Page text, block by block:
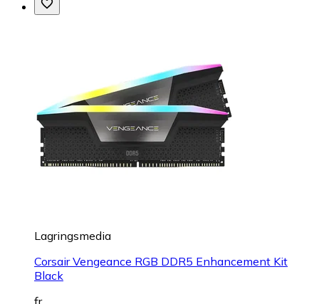
Lagringsmedia
Corsair Vengeance RGB DDR5 Enhancement Kit
Black
fr.